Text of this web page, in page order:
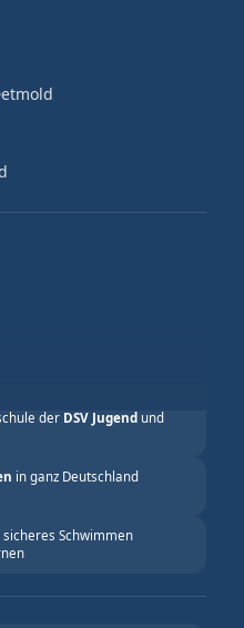
der DSV Jugend und
in ganz Deutschland
sicheres Schwimmen